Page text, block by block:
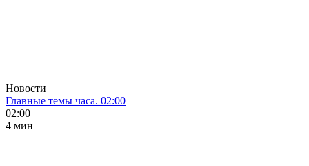
Новости
Главные темы часа. 02:00
02:00
4 мин